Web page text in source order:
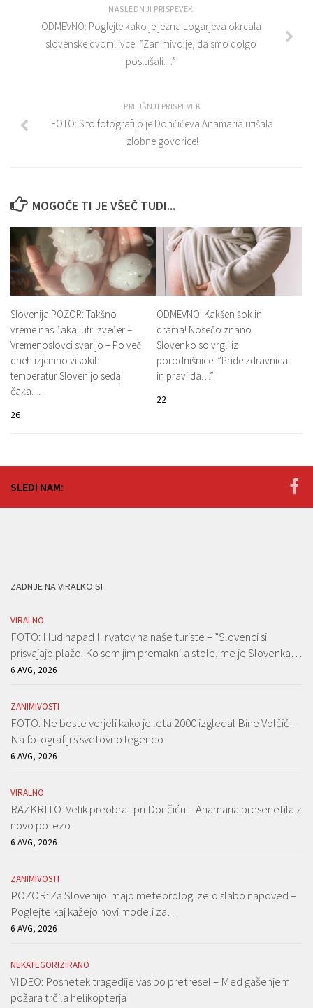
NASLEDNJI PRISPEVEK
ODMEVNO: Poglejte kako je jezna Logarjeva okrcala
slovenske dvomljivce: ”Zanimivo je, da smo dolgo
poslušali…”
PREJŠNJI PRISPEVEK
FOTO: S to fotografijo je Dončićeva Anamaria utišala
zlobne govorice!
MOGOČE TI JE VŠEČ TUDI...
Slovenija POZOR: Takšno
vreme nas čaka jutri zvečer –
Vremenoslovci svarijo – Po več
dneh izjemno visokih
temperatur Slovenijo sedaj
čaka…
26
ODMEVNO: Kakšen šok in
drama! Nosečo znano
Slovenko so vrgli iz
porodnišnice: ”Pride zdravnica
in pravi da…”
22
SLEDI NAM:
ZADNJE NA VIRALKO.SI
VIRALNO
FOTO: Hud napad Hrvatov na naše turiste – ”Slovenci si
prisvajajo plažo. Ko sem jim premaknila stole, me je Slovenka…
6 AVG, 2026
ZANIMIVOSTI
FOTO: Ne boste verjeli kako je leta 2000 izgledal Bine Volčič –
Na fotografiji s svetovno legendo
6 AVG, 2026
VIRALNO
RAZKRITO: Velik preobrat pri Dončiću – Anamaria presenetila z
novo potezo
6 AVG, 2026
ZANIMIVOSTI
POZOR: Za Slovenijo imajo meteorologi zelo slabo napoved –
Poglejte kaj kažejo novi modeli za…
6 AVG, 2026
NEKATEGORIZIRANO
VIDEO: Posnetek tragedije vas bo pretresel – Med gašenjem
požara trčila helikopterja